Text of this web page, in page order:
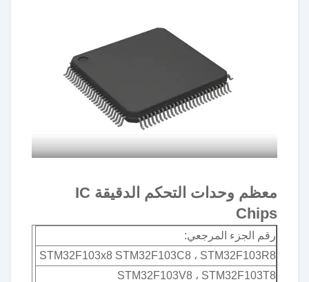
معظم وحدات التحكم الدقيقة IC
Chips
رقم الجزء المرجعي:
STM32F103x8 STM32F103C8 ، STM32F103R8
STM32F103V8 ، STM32F103T8